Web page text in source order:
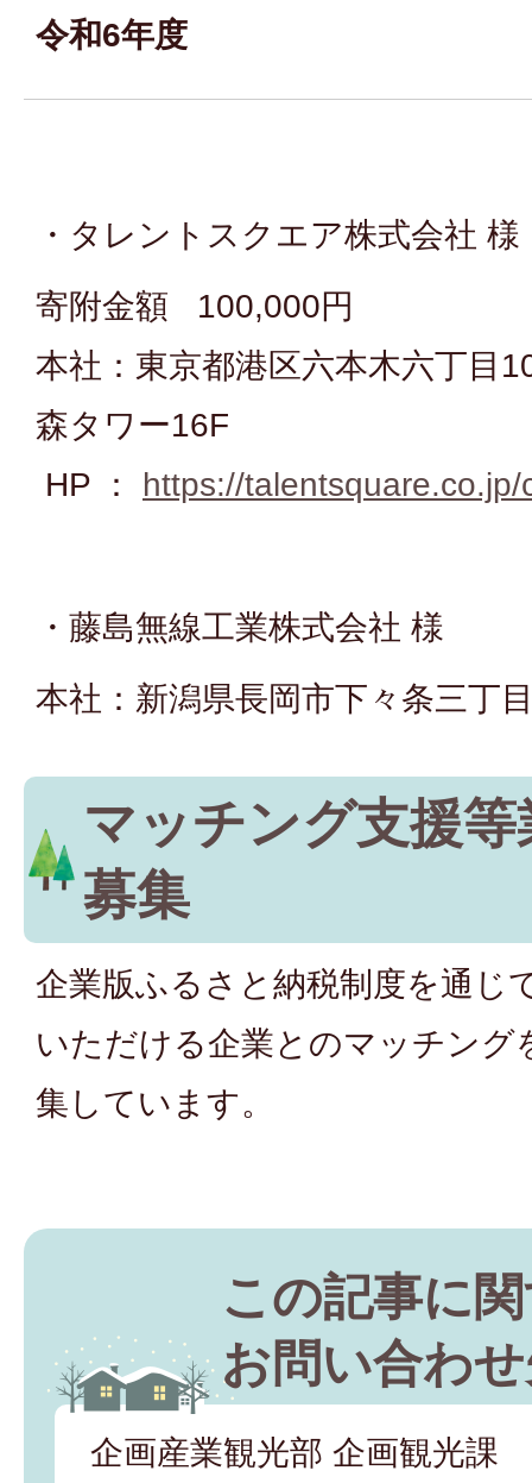
令和6年度
・タレントスクエア株式会社 様
寄附金額 100,000円
本社：東京都港区六本木六丁目
森タワー16F
HP ： https://talentsquare.co.jp/
・藤島無線工業株式会社 様
本社：新潟県長岡市下々条三丁
マッチング支援
募集
企業版ふるさと納税制度を通じ
いただける企業とのマッチング
集しています。
この記事に
お問い合わ
企画産業観光部 企画観光課